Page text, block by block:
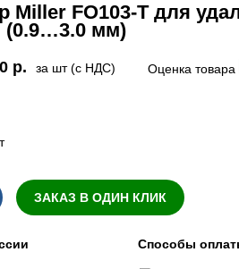
Miller FO103-Т для
(0.9…3.0 мм)
р. за шт (с НДС) Оценка товара
ЗАКАЗ В ОДИН КЛИК
Способы